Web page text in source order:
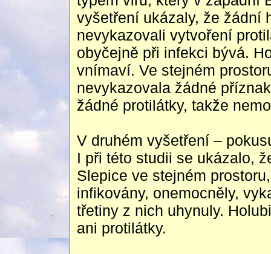
vyšetření ukázaly, že žádní
nevykazovali vytvoření
obyčejně při infekci bývá.
vnímaví. Ve stejném
nevykazovala žádné
žádné protilátky, takže
V druhém vyšetření –
I při této studii se ukázalo,
Slepice ve stejném
infikovány, onemocněly,
třetiny z nich uhynuly.
ani protilátky.